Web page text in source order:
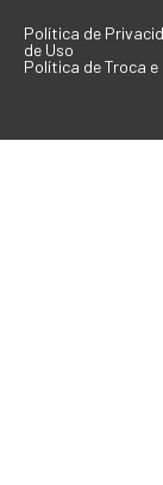
Política de
de Uso
Política de Troca e